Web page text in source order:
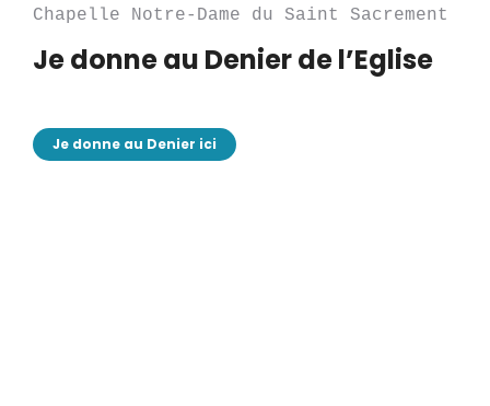
Chapelle Notre-Dame du Saint Sacrement
Je donne au Denier de l’Eglise
Je donne au Denier ici